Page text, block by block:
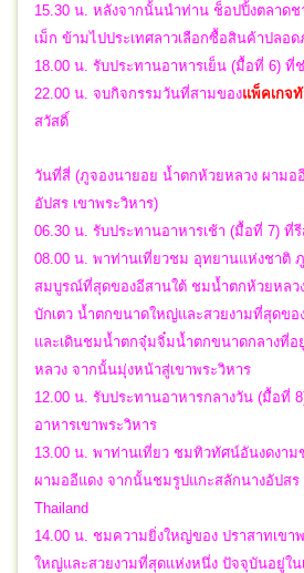
15.30 น. หลังจากนั้นนำท่าน ช็อปปิ้งตลาด
เม็ก ข้ามไปประเทศลาวเลือกซื้อสินค้าปลอ
18.00 น. รับประทานอาหารเย็น (มื้อที่ 6) ที่
22.00 น. จบกิจกรรมวันที่สามของแพ็คเกจ
สวัสดิ์
วันที่สี่ (ภูจองนายอย น้ำตกห้วยหลวง ผามอ
อัปสร เขาพระวิหาร)
06.30 น. รับประทานอาหารเช้า (มื้อที่ 7) ที่
08.00 น. พาท่านเที่ยวชม อุทยานแห่งชาติ
สมบูรณ์ที่สุดของอีสานใต้ ชมน้ำตกห้วยหลว
บักเตว น้ำตกขนาดใหญ่และสวยงามที่สุดขอ
และเดินชมน้ำตกจุ๋มจิ๋มน้ำตกขนาดกลางที่อ
หลวง จากนั้นมุ่งหน้าสู่เขาพระวิหาร
12.00 น. รับประทานอาหารกลางวัน (มื้อที่
อาหารเขาพระวิหาร
13.00 น. พาท่านเที่ยว ชมทิวทัศน์อันงดงาม
ผามออีแดง จากนั้นชมรูปแกะสลักนางอัปสร
Thailand
14.00 น. ชมความยิ่งใหญ่ของ ปราสาทเขา
ใหญ่และสวยงามที่สุดแห่งหนึ่ง ปัจจุบันอยู่ใน